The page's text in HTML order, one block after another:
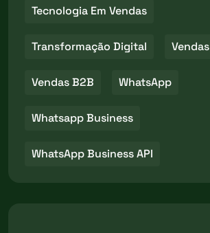
Tecnologia Em Vendas
Transformação Digital Vendas
Vendas B2B WhatsApp
Whatsapp Business
WhatsApp Business API